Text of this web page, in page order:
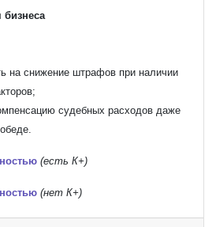
бизнеса
на снижение штрафов при наличии
судебных расходов даже
(есть К+)
(нет К+)